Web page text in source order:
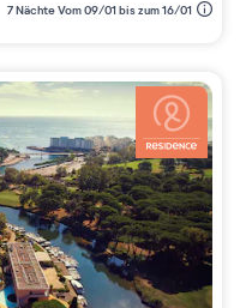
7 Nächte Vom 09/01 bis zum 16/01